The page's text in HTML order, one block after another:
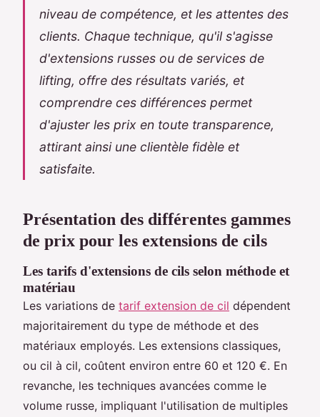
niveau de compétence, et les attentes des
clients. Chaque technique, qu'il s'agisse
d'extensions russes ou de services de
lifting, offre des résultats variés, et
comprendre ces différences permet
d'ajuster les prix en toute transparence,
attirant ainsi une clientèle fidèle et
satisfaite.
Présentation des différentes gammes
de prix pour les extensions de cils
Les tarifs d'extensions de cils selon méthode et
matériau
Les variations de tarif extension de cil dépendent
majoritairement du type de méthode et des
matériaux employés. Les extensions classiques,
ou cil à cil, coûtent environ entre 60 et 120 €. En
revanche, les techniques avancées comme le
volume russe, impliquant l'utilisation de multiples